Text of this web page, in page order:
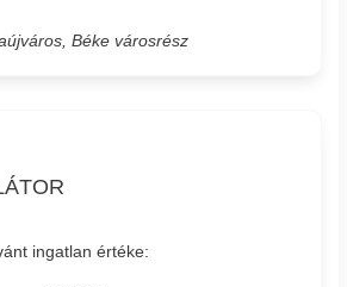
Béke városrész
ingatlan értéke: